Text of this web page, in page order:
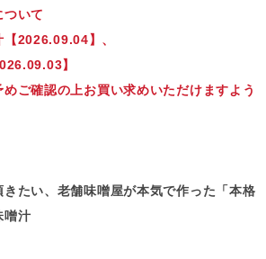
いて
2026.09.04】、
】
ご確認の上お買い求めいただけますよう
きたい、老舗味噌屋が本気で作った「本格
噌汁